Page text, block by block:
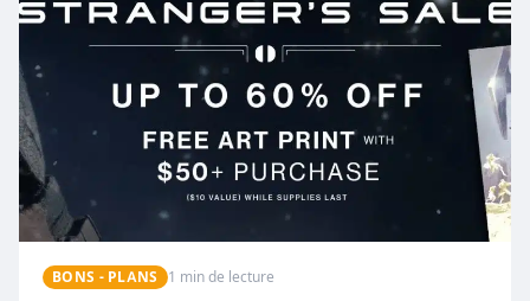
✕
BONS - PLANS 1 min de lecture